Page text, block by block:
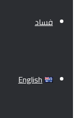
فساد
English